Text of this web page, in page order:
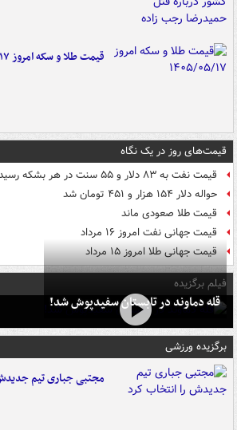
قیمت طلا و سکه امروز ۱۴۰۵/۰۵/۱۷
قیمت‌های روز در یک نگاه
قیمت نفت به ۸۳ دلار و ۵۵ سنت در هر بشکه رسید
حواله دلار ۱۵۴ هزار و ۴۵۱ تومان شد
قیمت طلا صعودی ماند
قیمت جهانی نفت امروز ۱۶ مرداد
قیمت جهانی طلا امروز ۱۵ مرداد
فیلم برگزیده
قله دماوند در تابستان سفیدپوش شد!
برگزیده ورزشی
مجتبی جباری تیم